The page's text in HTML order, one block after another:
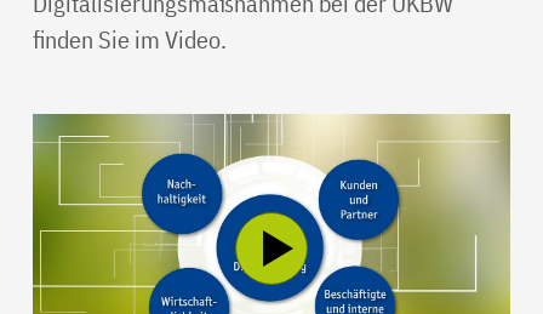
finden Sie im Video.